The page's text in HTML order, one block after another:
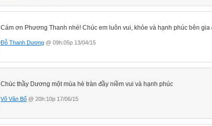
Cám ơn Phương Thanh nhé! Chúc em luôn vui, khỏe và hạnh phúc bên gia
Đỗ Thanh Dương @ 09h:05p 13/04/15
Chúc thầy Dương một mùa hè tràn đầy niềm vui và hạnh phúc
Võ Văn Bổ @ 20h:10p 17/06/15